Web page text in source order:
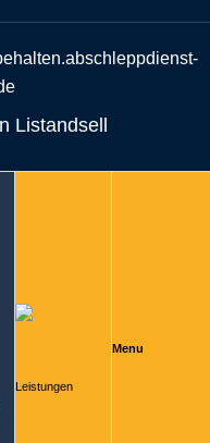
Listandsell
Leistungen
Menu